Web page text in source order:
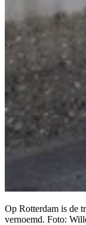
Op Rotterdam is de
vernoemd. Foto: